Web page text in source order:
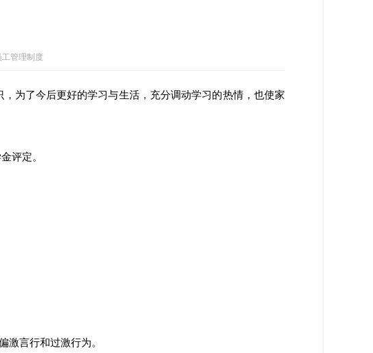
工管理制度
为了今后更好的学习与生活，充分调动学习的热情，也使家
评定。
激言行和过激行为。